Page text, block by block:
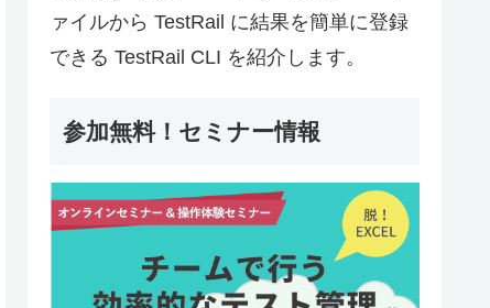
ァイルから TestRail に結果を簡単に登録
できる TestRail CLI を紹介します。
参加無料！セミナー情報